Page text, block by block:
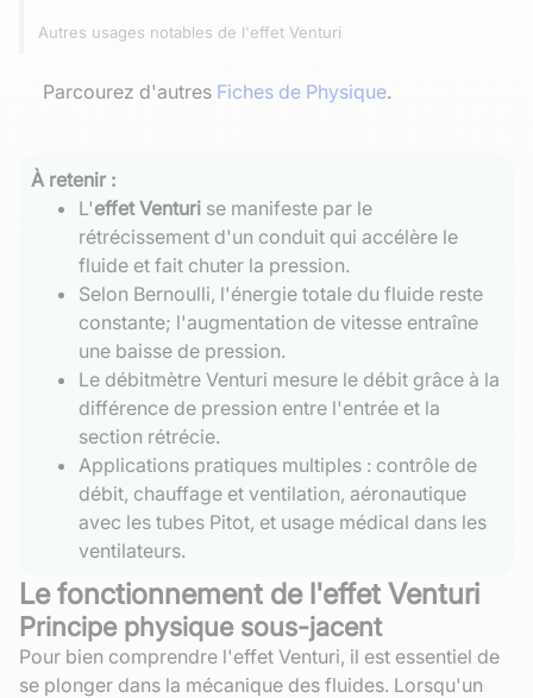
Autres usages notables de l'effet Venturi
Parcourez d'autres Fiches de Physique.
À retenir :
L'effet Venturi se manifeste par le
rétrécissement d'un conduit qui accélère le
fluide et fait chuter la pression.
Selon Bernoulli, l'énergie totale du fluide reste
constante; l'augmentation de vitesse entraîne
une baisse de pression.
Le débitmètre Venturi mesure le débit grâce à la
différence de pression entre l'entrée et la
section rétrécie.
Applications pratiques multiples : contrôle de
débit, chauffage et ventilation, aéronautique
avec les tubes Pitot, et usage médical dans les
ventilateurs.
Le fonctionnement de l'effet Venturi
Principe physique sous-jacent
Pour bien comprendre l'effet Venturi, il est essentiel de
se plonger dans la mécanique des fluides. Lorsqu'un